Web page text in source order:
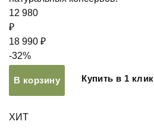
12 980
₽
18 990 ₽
-32%
В корзину Купить в 1 клик
ХИТ